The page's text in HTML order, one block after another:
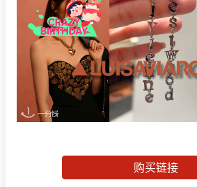
购买链接